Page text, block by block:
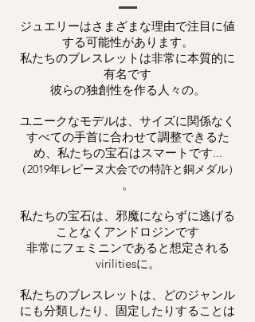
ジュエリーはさまざまな理由で注目に値
する可能性があります。
私たちのブレスレットは非常に本質的に
有名です
彼らの独創性を作る人々の。
ユニークなモデルは、サイズに関係なく
すべての手首に合わせて調整できるた
め、私たちの宝石はスマートです...
（2019年レピーヌ大会での特許と銅メダル）
。
私たちの宝石は、邪魔にならずに逃げる
ことなくアンドロジンです
非常にフェミニンであると想定される
virilitiesに。
私たちのブレスレットは、どのジャンル
にも分類したり、固定したりすることは